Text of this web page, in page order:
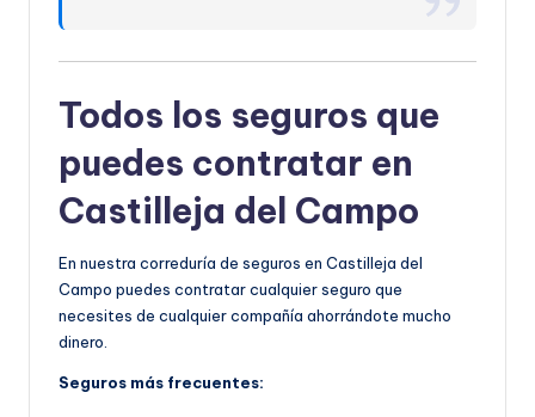
Todos los seguros que
puedes contratar en
Castilleja del Campo
En nuestra correduría de seguros en Castilleja del
Campo puedes contratar cualquier seguro que
necesites de cualquier compañía ahorrándote mucho
dinero.
Seguros más frecuentes: